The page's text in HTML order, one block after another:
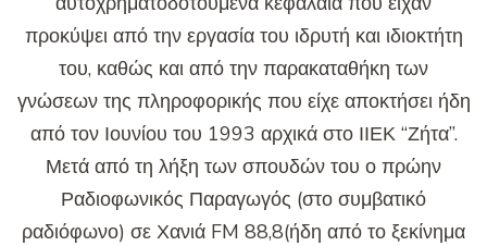
προκύψει από την εργασία του ιδρυτή και ιδιοκτήτη
του, καθώς και από την παρακαταθήκη των
γνώσεων της πληροφορικής που είχε αποκτήσει ήδη
από τον Ιουνίου του 1993 αρχικά στο ΙΙΕΚ “Ζήτα”.
Μετά από τη λήξη των σπουδών του ο πρώην
Ραδιοφωνικός Παραγωγός (στο συμβατικό
ραδιόφωνο) σε Χανιά FM 88,8(ήδη από το ξεκίνημα